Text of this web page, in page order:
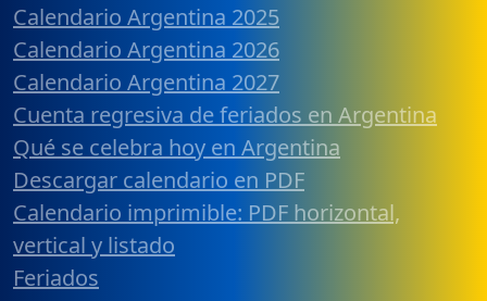
Calendario Argentina 2025
Calendario Argentina 2026
Calendario Argentina 2027
Cuenta regresiva de feriados en Argentina
Qué se celebra hoy en Argentina
Descargar calendario en PDF
Calendario imprimible: PDF horizontal,
vertical y listado
Feriados